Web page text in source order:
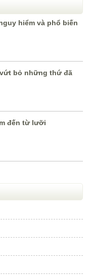
hiểm và phổ biến
bỏ những thứ đã
đến từ lưỡi